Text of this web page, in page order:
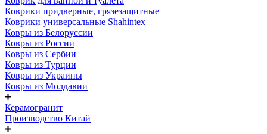
Коврики придверные, грязезащитные
Коврики универсальные Shahintex
Ковры из Белоруссии
Ковры из России
Ковры из Сербии
Ковры из Турции
Ковры из Украины
Ковры из Молдавии
Керамогранит
Производство Китай